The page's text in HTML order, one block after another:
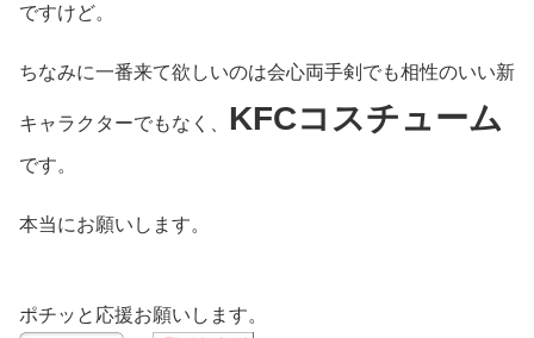
ですけど。
ちなみに一番来て欲しいのは会心両手剣でも相性のいい新
キャラクターでもなく、 KFCコスチューム
です。
本当にお願いします。
ポチッと応援お願いします。